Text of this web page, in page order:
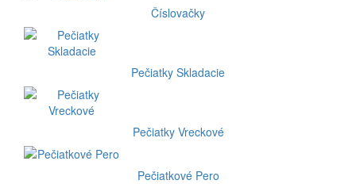
Číslovačky
Pečiatky Skladacie
Pečiatky Vreckové
Pečiatkové Pero